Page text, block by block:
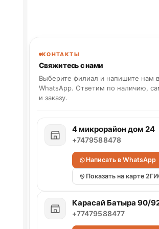
КОНТАКТЫ
Свяжитесь с нами
Выберите филиал и напишите нам в
WhatsApp. Ответим по наличию,
и заказу.
4 микрорайон дом 24
+7479588478
Написать в WhatsApp
Показать на карте
Карасай Батыра 90/
+77479588477